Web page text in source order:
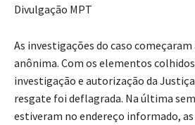
Divulgação MPT
As investigações do caso começaram
anônima. Com os elementos
investigação e autorização da
resgate foi deflagrada. Na última
estiveram no endereço informado,